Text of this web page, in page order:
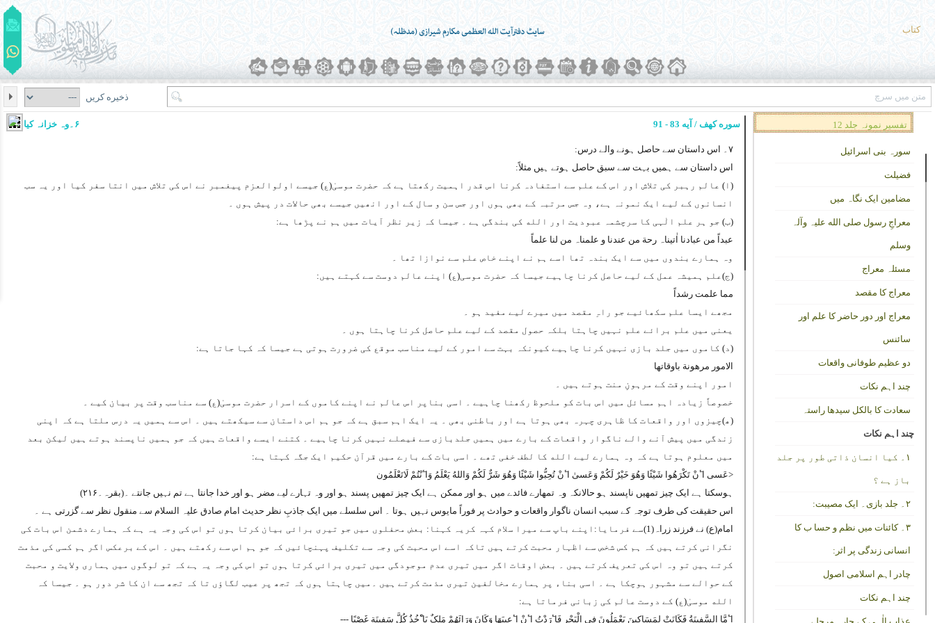
کتاب
ذخیره کریں
تفسیر نمونہ جلد 12
سورہ بنی اسرائیل
فضیلت
مضامین ایک نگاہ میں
معراجِ رسول صلی الله علیہ وآلہ
وسلم
مسئلہ معراج
معراج کا مقصد
معراج اور دور حاضر کا علم اور
سائنس
دو عظیم طوفانی واقعات
چند اہم نکات
سعادت کا بالکل سیدھا راستہ
چند اہم نکات
۱۔ کیا انسان ذاتی طور پر جلد
باز ہے ؟
۲۔ جلد بازی۔ ایک مصیبت:
۳۔ کائنات میں نظم و حسا ب کا
انسانی زندگی پر اثر:
چادر اہم اسلامی اصول
چند اہم نکات
سوره کهف / آیه 83 - 91 ۶۔وہ خزانہ کیا تھا؟
۷۔ اس داستان سے حاصل ہونے والے درس:
اس داستان سے ہمیں بہت سے سبق حاصل ہوتے ہیں مثلاً:
(ا) عالم رہبر کی تلاش اور اس کے علم سے استفادہ کرنا اس قدر اہمیت رکھتا ہے کہ حضرت موسیٰ(ع) جیسے اولوالعزم پیغمبر نے اس کی تلاش میں انتا سفر کیا اور یہ سب
انسانوں کے لیے ایک نمونہ ہے، وہ جس مرتبہ کے بھی ہوں اور جس سن و سال کے اور انھیں جیسے بھی حالات در پیش ہوں ۔
(ب) جو ہر علم الٰہی کا سرچشمہ عبودیت اور الله کی بندگی ہے ۔ جیسا کہ زیر نظر آیات میں ہم نے پڑھا ہے:
عبداً من عبادنا اٰتیناہ رحة من عندنا و علمناہ من لنا علماً
وہ ہمارے بندوں میں سے ایک بندہ تھا اسے ہم نے اپنے خاص علم سے نوازا تھا ۔
(ج)علم ہمیشہ عمل کے لیے حاصل کرنا چاہیے جیسا کہ حضرت موسی(ع) اپنے عالم دوست سے کہتے ہیں:
مما علمت رشداً
مجھے ایسا علم سکھائیے جو راہِ مقصد میں میرے لیے مفید ہو ۔
یعنی میں علم برائے علم نہیں چاہتا بلکہ حصول مقصد کے لیے علم حاصل کرنا چاہتا ہوں ۔
(د) کاموں میں جلد بازی نہیں کرنا چاہیے کیونکہ بہت سے امور کے لیے مناسب موقع کی ضرورت ہوتی ہے جیسا کہ کہا جاتا ہے:
الامور مرھونة باوقاتھا
امور اپنے وقت کے مرہونِ منت ہوتے ہیں ۔
خصوصاً زیادہ اہم مسائل میں اس بات کو ملحوظ رکھنا چاہیے ۔ اسی بناپر اس عالم نے اپنے کاموں کے اسرار حضرت موسیٰ(ع) سے مناسب وقت پر بیان کیے ۔
(ھ)چیزوں اور واقعات کا ظاہری چہرہ بھی ہوتا ہے اور باطنی بھی ۔ یہ ایک اہم سبق ہے کہ جو ہم اس داستان سے سیکھتے ہیں ۔ اس سے ہمیں یہ درس ملتا ہے کہ اپنی
زندگی میں پیش آنے والے ناگوار واقعات کے بارے میں ہمیں جلدبازی سے فیصلے نہیں کرنا چاہیے ۔ کتنے ایسے واقعات ہیں کہ جو ہمیں ناپسند ہوتے ہیں لیکن بعد
میں معلوم ہوتا ہے کہ وہ ہمارے لیے الله کا لطف خفی تھے ۔ اسی بات کے بارے میں قرآن حکیم ایک جگہ کہتا ہے:
<عَسی اٴَنْ تَکْرَھُوا شَیْئًا وَھُوَ خَیْرٌ لَکُمْ وَعَسیٰ اٴَنْ تُحِبُّوا شَیْئًا وَھُوَ شَرٌّ لَکُمْ وَاللهُ یَعْلَمُ وَاٴَنْتُمْ لَاتَعْلَمُون
ہوسکتا ہے ایک چیز تمھیں ناپسند ہو حالانکہ وہ تمھارے فائدے میں ہو اور ممکن ہے ایک چیز تمھیں پسند ہو اور وہ تہارے لیے مضر ہو اور خدا جانتا ہے تم نہیں جانتے ۔(بقرہ۔۲۱۶)
اس حقیقت کی طرف توجہ کے سبب انسان ناگوار واقعات و حوادث پر فوراً مایوس نہیں ہوتا ۔ اس سلسلے میں ایک جاذبِ نظر حدیث امام صادق علیہ السلام سے منقول نظر سے گزرتی ہے ۔
امام(ع) نے فرزند زراہ(1)سے فرمایا:اپنے باپ سے میرا سلام کہہ کریہ کہنا: بعض محفلوں میں جو تیری برائی بیان کرتا ہوں تو اس کی وجہ یہ ہے کہ ہمارے دشمن اس بات کی
نگرانی کرتے ہیں کہ ہم کس شخص سے اظہار محبت کرتے ہیں تاکہ اسے اس محبت کی وجہ سے تکلیف پہنچائیں کہ جو ہم اس سے رکھتے ہیں ۔ اس کے برعکس اگر ہم کسی کی مذمت
کرتے ہیں تو وہ اس کی تعریف کرتے ہیں ۔ بعض اوقات اگر میں تیری عدم موجودگی میں تیری برائی کرتا ہوں تو اس کی وجہ یہ ہے کہ تو لوگوں میں ہماری ولایت و محبت
کے حوالے سے مشہور ہوچکا ہے ۔ اسی بناء پر ہمارے مخالفین تیری مذمت کرتے ہیں ۔میں چاہتا ہوں کہ تجھ پر عیب لگاؤں تا کہ تجھ سے ان کا شر دور ہو ۔ جیسا کہ
الله موسیٰ(ع) کے دوست عالم کی زبانی فرماتا ہے:
اٴَمَّا السَّفِینَةُ فَکَانَتْ لِمَسَاکِینَ یَعْمَلُونَ فِی الْبَحْرِ فَاٴَرَدْتُ اٴَنْ اٴَعِیبَھَا وَکَانَ وَرَائَھُمْ مَلِکٌ یَاٴْخُذُ کُلَّ سَفِینَةٍ غَصْبًا ---